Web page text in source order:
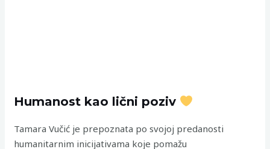
Humanost kao lični poziv
Tamara Vučić je prepoznata po svojoj predanosti
humanitarnim inicijativama koje pomažu